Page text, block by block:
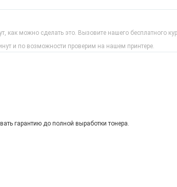
как можно сделать это. Вызовите нашего бесплатного
и по возможности проверим на нашем принтере.
гарантию до полной выработки тонера.